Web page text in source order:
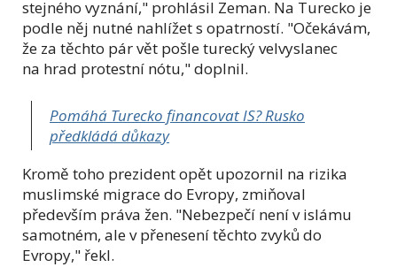
stejného vyznání," prohlásil Zeman. Na Turecko je
podle něj nutné nahlížet s opatrností. "Očekávám,
že za těchto pár vět pošle turecký velvyslanec
na hrad protestní nótu," doplnil.
Pomáhá Turecko financovat IS? Rusko
předkládá důkazy
Kromě toho prezident opět upozornil na rizika
muslimské migrace do Evropy, zmiňoval
především práva žen. "Nebezpečí není v islámu
samotném, ale v přenesení těchto zvyků do
Evropy," řekl.